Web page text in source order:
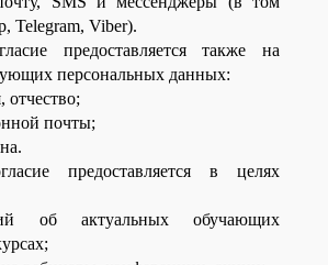
Telegram, Viber).
предоставляется также на
персональных данных:
почты;
предоставляется в целях
об актуальных обучающих